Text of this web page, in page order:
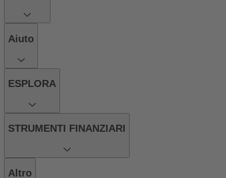
Aiuto
ESPLORA
STRUMENTI FINANZIARI
Altro